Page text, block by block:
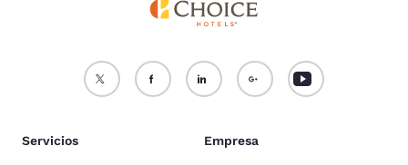
Servicios Empresa